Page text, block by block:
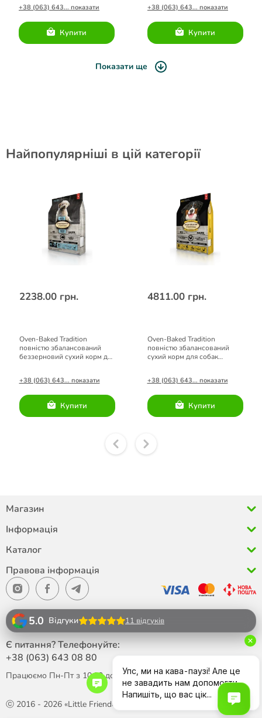
+38 (063) 643... показати
Купити
+38 (063) 643... показати
Купити
Показати ще
Найпопулярніші в цій категорії
2238.00 грн.
Oven-Baked Tradition
повністю збалансований
беззерновий сухий корм для
+38 (063) 643... показати
Купити
4811.00 грн.
Oven-Baked Tradition
повністю збалансований
сухий корм для собак
+38 (063) 643... показати
Купити
Магазин
Інформація
Каталог
Правова інформація
ⓒ 2016 - 2026 «Little Friend»
5.0 Відгуки 11 відгуків
Є питання? Телефонуйте:
+38 (063) 643 08 80
Працюємо Пн-Пт з 10:00 до 18:00